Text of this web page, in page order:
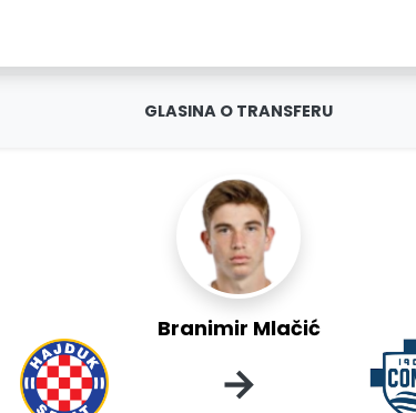
GLASINA O TRANSFERU
Branimir Mlačić
→